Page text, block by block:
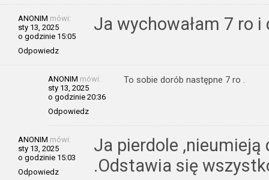
ANONIM mówi:
sty 13, 2025
o godzinie 15:05
Odpowiedz
Ja wychowałam 7 ro i
ANONIM mówi:
sty 13, 2025
o godzinie 20:36
Odpowiedz
To sobie dorób następne 7 ro .
ANONIM mówi:
sty 13, 2025
o godzinie 15:03
Odpowiedz
Ja pierdole
.Odstawia się